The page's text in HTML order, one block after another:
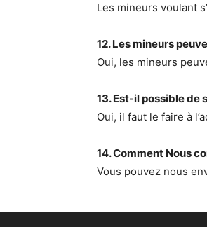
Les mineurs voulant
12. Les mineurs
Oui, les mineurs
13. Est-il possible de
Oui, il faut le faire à
14. Comment Nous
Vous pouvez nous